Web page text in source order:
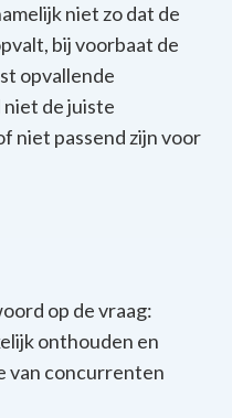
niet zo dat de
bij voorbaat de
opvallende
de juiste
niet passend zijn voor
op de vraag:
onthouden en
van concurrenten